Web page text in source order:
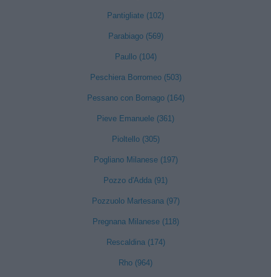
Pantigliate (102)
Parabiago (569)
Paullo (104)
Peschiera Borromeo (503)
Pessano con Bornago (164)
Pieve Emanuele (361)
Pioltello (305)
Pogliano Milanese (197)
Pozzo d'Adda (91)
Pozzuolo Martesana (97)
Pregnana Milanese (118)
Rescaldina (174)
Rho (964)